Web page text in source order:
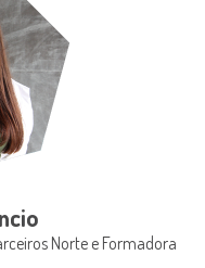
Norte e Formadora